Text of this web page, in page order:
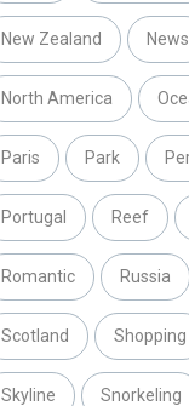
New Zealand News
North America
Paris Park
Portugal Reef
Romantic Russia
Scotland Shopping
Skyline Snorkeling